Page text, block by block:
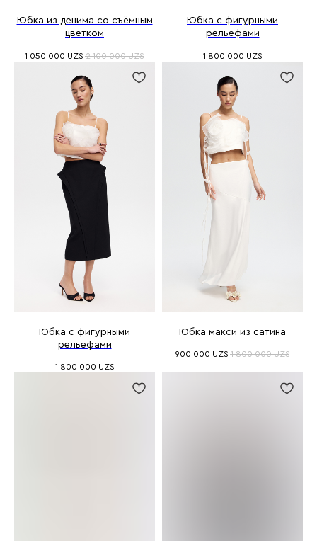
Юбка из денима со съёмным
цветком
1 050 000 UZS 2 100 000 UZS
Юбка с фигурными
рельефами
1 800 000 UZS
Юбка с фигурными
рельефами
1 800 000 UZS
Юбка макси из сатина
900 000 UZS 1 800 000 UZS